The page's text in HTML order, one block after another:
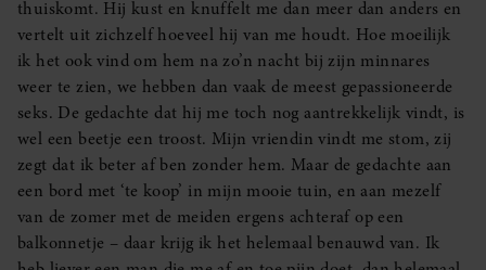
thuiskomt. Hij kust en knuffelt me dan meer dan anders en
vertelt uit zichzelf hoeveel hij van me houdt. Hoe moeilijk
ik het ook vind om hem na zo’n nacht bij zijn minnares
weer te zien, we hebben dan vaak de meest gepassioneerde
seks. De gedachte dat hij me toch nog aantrekkelijk vindt, is
wel een beetje een troost. Mijn vriendin vindt me stom, zij
zegt dat ik beter af ben zonder hem. Maar de gedachte aan
een bord met ‘te koop’ in mijn mooie tuin, en aan mezelf
van de zomer met de meiden ergens achteraf op een
balkonnetje – daar krijg ik het helemaal benauwd van. Ik